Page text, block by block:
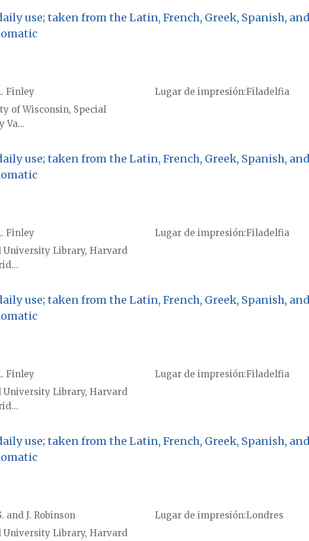
use; taken from the Latin, French, Greek, Spanish,
Finley Lugar de impresión Filadelfia
of Wisconsin, Special
Va...
use; taken from the Latin, French, Greek, Spanish,
Finley Lugar de impresión Filadelfia
University Library, Harvard
use; taken from the Latin, French, Greek, Spanish,
Finley Lugar de impresión Filadelfia
University Library, Harvard
use; taken from the Latin, French, Greek, Spanish,
and J. Robinson Lugar de impresión Londres
University Library, Harvard